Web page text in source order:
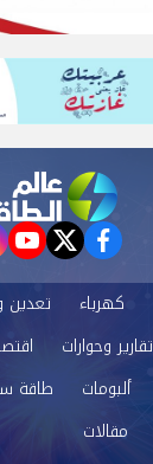
facebook
twitter
كهرباء
تعدين
تقارير وحوارات
ألبومات طاقة
مقالات